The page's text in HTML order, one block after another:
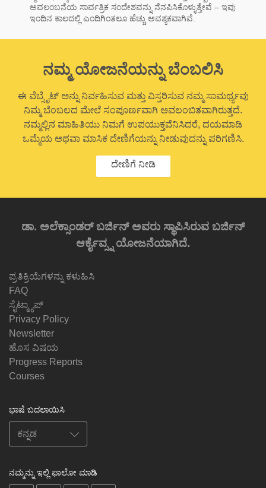
ಅವಲಂಬನೆಯ ಸಾರ್ವತ್ರಿಕ ಸಂದೇಶವನ್ನು ನೆನಪಿಸಿಕೊಳ್ಳುತ್ತೇವೆ – ಇವು
ಇಂದಿನ ಕಾಲದಲ್ಲಿ ಎಂದಿಗಿಂತಲೂ ಹೆಚ್ಚು ಅವಶ್ಯಕವಾಗಿವೆ.
ನಮ್ಮ ಯೋಜನೆಯನ್ನು ಬೆಂಬಲಿಸಿ
ಈ ವೆಬ್ಸೈಟ್ ಅನ್ನು ನಿರ್ವಹಿಸುವ ಮತ್ತು ವಿಸ್ತರಿಸುವ ನಮ್ಮ ಸಾಮರ್ಥ್ಯವು
ನಿಮ್ಮ ಬೆಂಬಲದ ಮೇಲೆ ಸಂಪೂರ್ಣವಾಗಿ ಅವಲಂಬಿತವಾಗಿರುತ್ತದೆ.
ನಮ್ಮಲ್ಲಿನ ಮಾಹಿತಿಯು ನಿಮಗೆ ಉಪಯುಕ್ತವೆನಿಸಿದರೆ, ದಯಮಾಡಿ
ಒಮ್ಮೆಯ ಅಥವಾ ಮಾಸಿಕ ದೇಣಿಗೆಯನ್ನು ನೀಡುವುದನ್ನು ಪರಿಗಣಿಸಿ.
ದೇಣಿಗೆ ನೀಡಿ
ಡಾ. ಅಲೆಕ್ಸಾಂಡರ್ ಬರ್ಜಿನ್ ಅವರು ಸ್ಥಾಪಿಸಿರುವ ಬರ್ಜಿನ್
ಆರ್ಕೈವ್ಸ್ನ ಯೋಜನೆಯಾಗಿದೆ.
ಪ್ರತಿಕ್ರಿಯೆಗಳನ್ನು ಕಳುಹಿಸಿ
FAQ
ಸೈಟ್ಮ್ಯಾಪ್
Privacy Policy
Newsletter
ಹೊಸ ವಿಷಯ
Progress Reports
Courses
ಭಾಷೆ ಬದಲಾಯಿಸಿ
ನಮ್ಮನ್ನು ಇಲ್ಲಿ ಫಾಲೋ ಮಾಡಿ